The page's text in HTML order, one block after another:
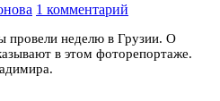
1 комментарий
неделю в Грузии. О
в этом фоторепортаже.